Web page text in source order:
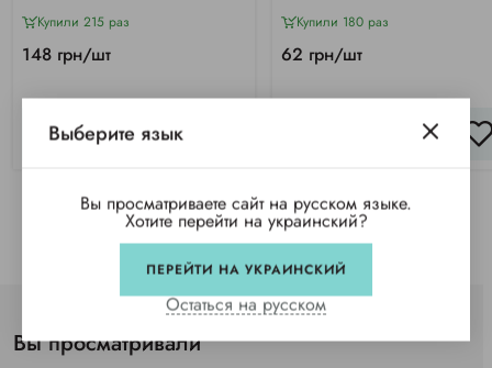
Купили 215 раз
148 грн/шт
КУПИТЬ
Купили 180 раз
62 грн/шт
Вы просматривали
Выберите язык
Вы просматриваете сайт на русском языке.
Хотите перейти на украинский?
ПЕРЕЙТИ НА УКРАИНСКИЙ
Остаться на русском